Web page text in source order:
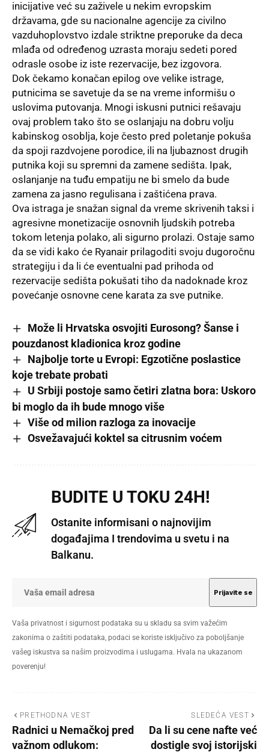
inicijative već su zaživele u nekim evropskim
državama, gde su nacionalne agencije za civilno
vazduhoplovstvo izdale striktne preporuke da deca
mlađa od određenog uzrasta moraju sedeti pored
odrasle osobe iz iste rezervacije, bez izgovora.
Dok čekamo konačan epilog ove velike istrage,
putnicima se savetuje da se na vreme informišu o
uslovima putovanja. Mnogi iskusni putnici rešavaju
ovaj problem tako što se oslanjaju na dobru volju
kabinskog osoblja, koje često pred poletanje pokuša
da spoji razdvojene porodice, ili na ljubaznost drugih
putnika koji su spremni da zamene sedišta. Ipak,
oslanjanje na tuđu empatiju ne bi smelo da bude
zamena za jasno regulisana i zaštićena prava.
Ova istraga je snažan signal da vreme skrivenih taksi i
agresivne monetizacije osnovnih ljudskih potreba
tokom letenja polako, ali sigurno prolazi. Ostaje samo
da se vidi kako će Ryanair prilagoditi svoju dugoročnu
strategiju i da li će eventualni pad prihoda od
rezervacije sedišta pokušati tiho da nadoknade kroz
povećanje osnovne cene karata za sve putnike.
Može li Hrvatska osvojiti Eurosong? Šanse i
pouzdanost kladionica kroz godine
Najbolje torte u Evropi: Egzotične poslastice
koje trebate probati
U Srbiji postoje samo četiri zlatna bora: Uskoro
bi moglo da ih bude mnogo više
Više od milion razloga za inovacije
Osvežavajući koktel sa citrusnim voćem
BUDITE U TOKU 24H!
Ostanite informisani o najnovijim
događajima I trendovima u svetu i na
Balkanu.
Vaša privatnost i sigurnost podataka su u skladu sa svim važećim
zakonima o zaštiti podataka, podaci se koriste isključivo za poboljšanje
vašeg iskustva sa našim proizvodima i uslugama. Hvala na ukazanom
poverenju!
PRETHODNA VEST
Radnici u Nemačkoj pred
važnom odlukom:
SLEDEĆA VEST
Da li su cene nafte već
dostigle svoj istorijski